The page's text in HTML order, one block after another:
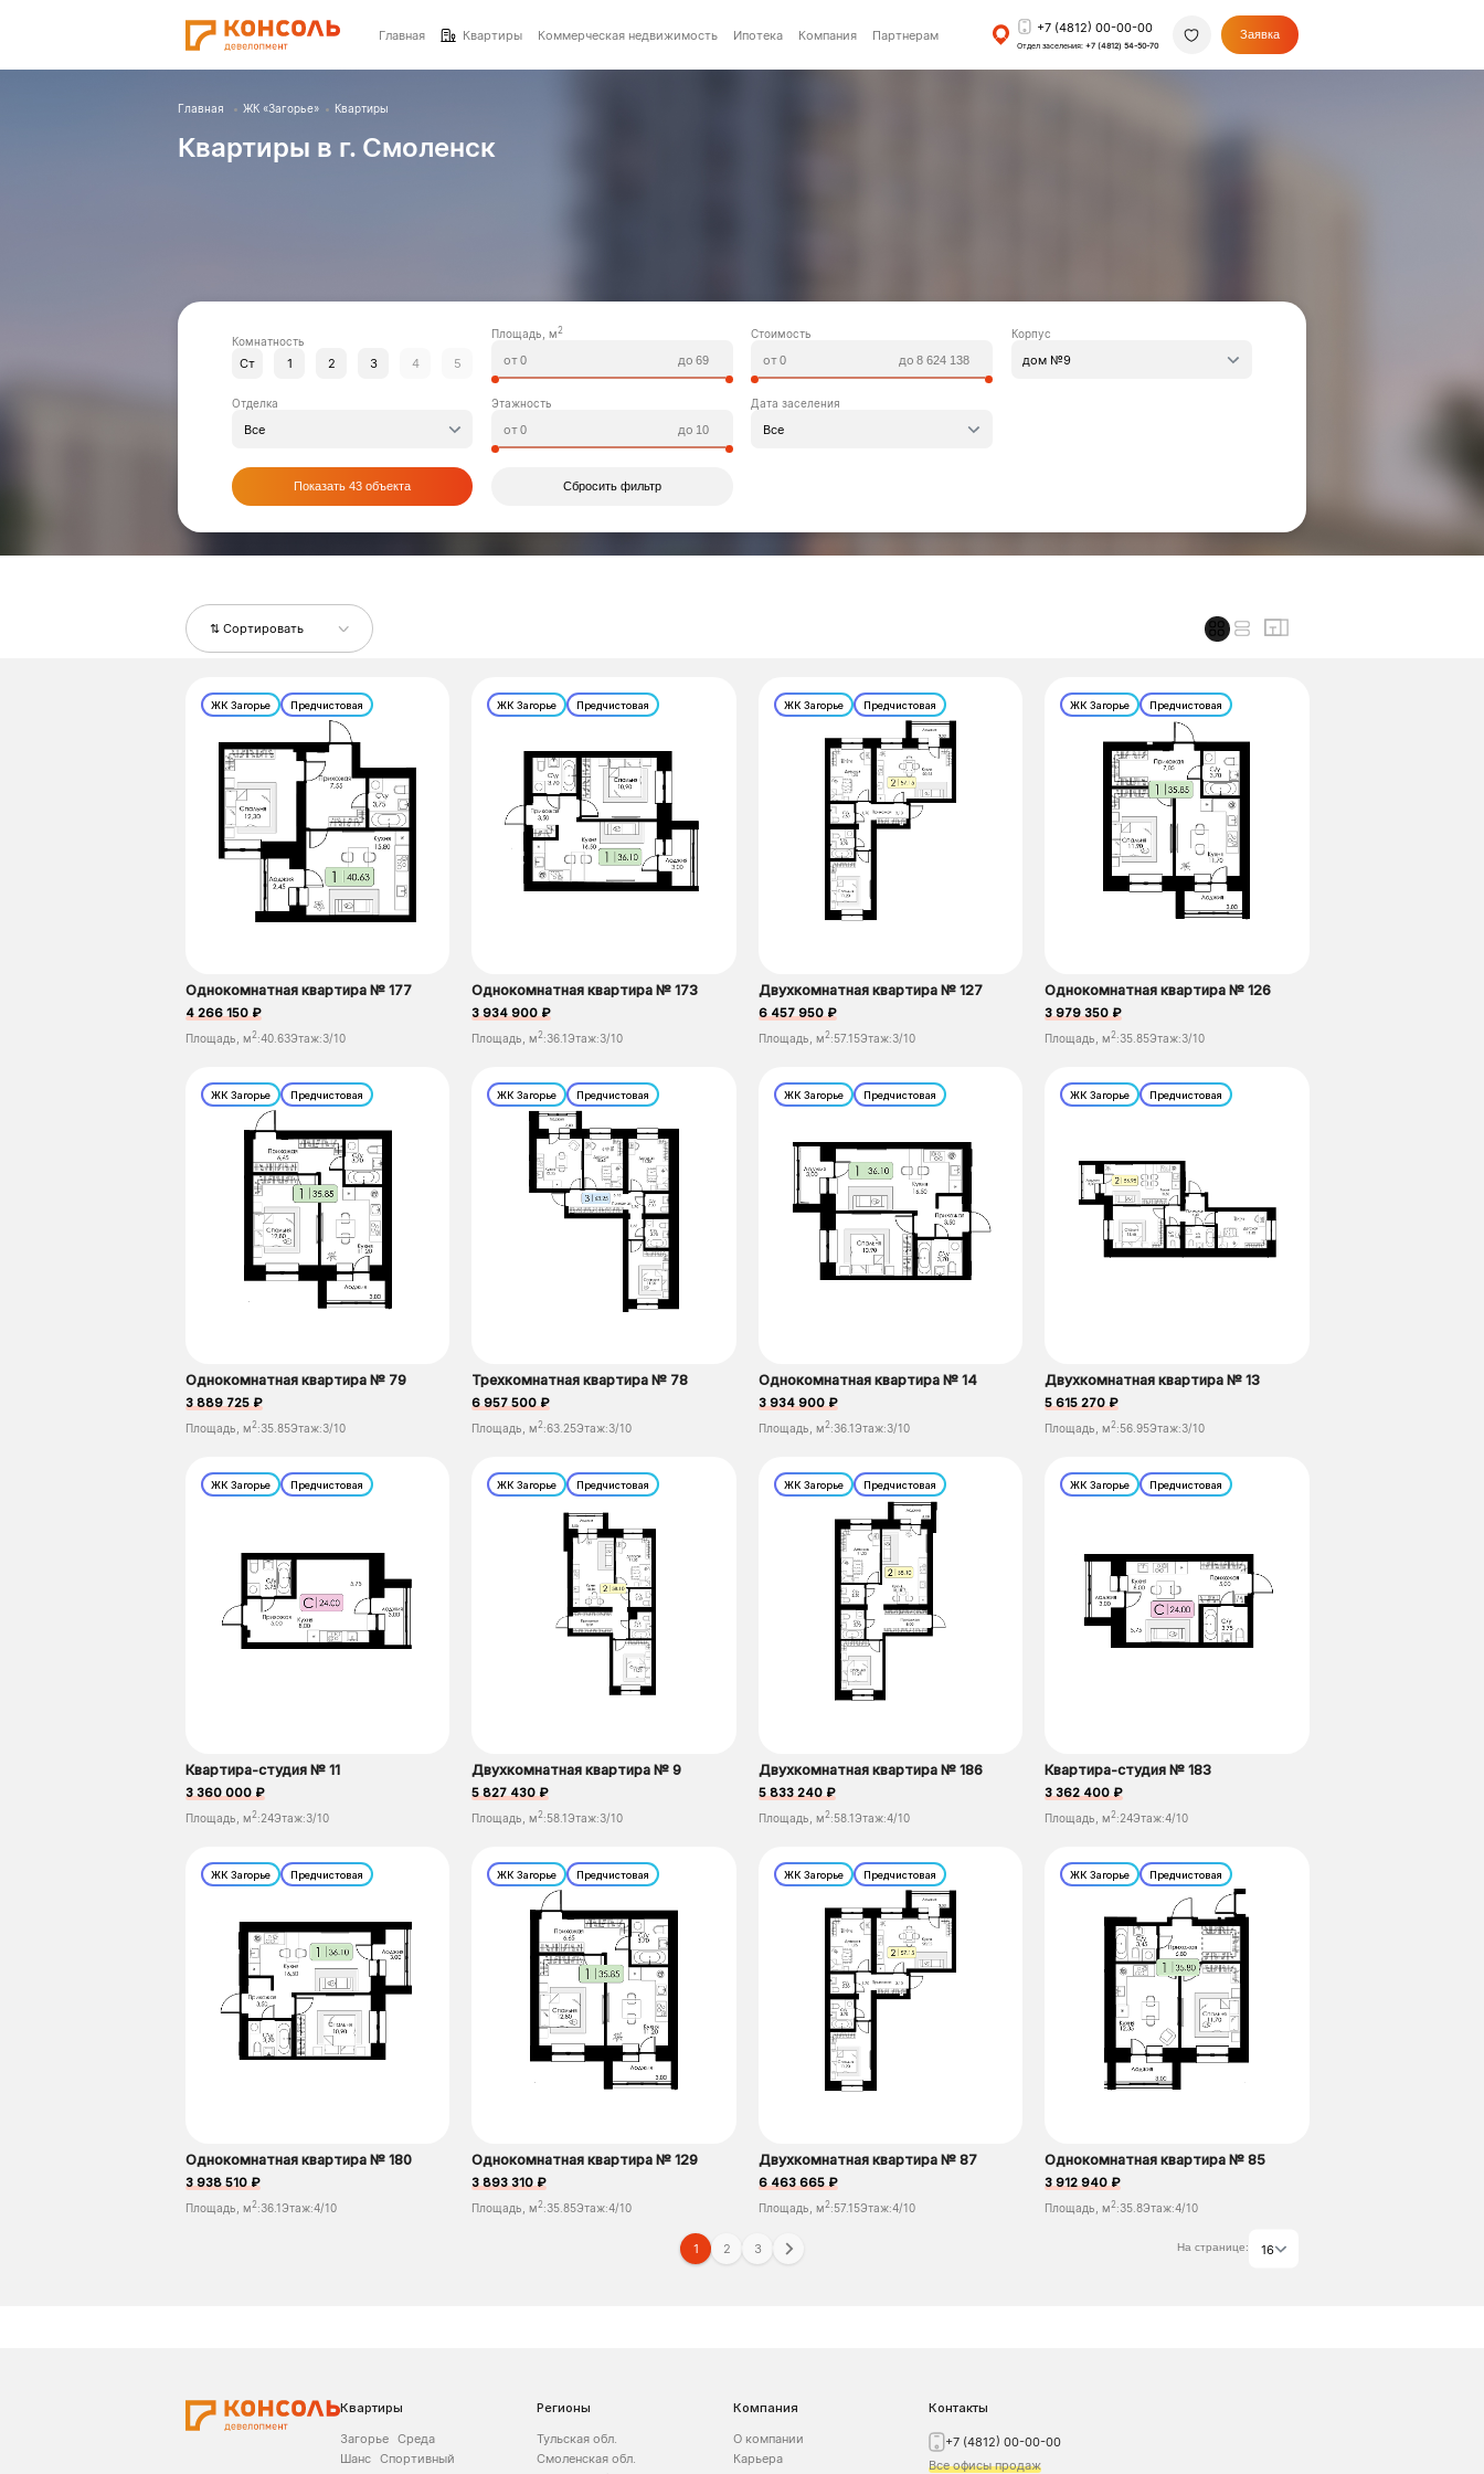
Главная Квартиры Коммерческая недвижимость Ипотека Компания Партнерам +7 (4812) 00-00-00
Отдел заселения:+7 (4812) 54-50-70
Заявка
Главная ЖК «Загорье» Квартиры
Квартиры в г. Смоленск
Комнатность
Ст 1 2 3 4 5
Площадь, м2
от до
Стоимость
от до
Корпус
дом №9
Отделка
Все
Этажность
от до
Дата заселения
Все
Показать43 объекта Сбросить фильтр
⇅ Сортировать
ЖК Загорье Предчистовая
Однокомнатная квартира № 177
4 266 150 ₽
Площадь, м2 :40.63Этаж:3/10
ЖК Загорье Предчистовая
Однокомнатная квартира № 173
3 934 900 ₽
Площадь, м2 :36.1Этаж:3/10
ЖК Загорье Предчистовая
Двухкомнатная квартира № 127
6 457 950 ₽
Площадь, м2:57.15Этаж:3/10
ЖК Загорье Предчистовая
Однокомнатная квартира № 126
3 979 350 ₽
Площадь, м2 :35.85Этаж:3/10
ЖК Загорье Предчистовая
Однокомнатная квартира № 79
3 889 725 ₽
Площадь, м2:35.85Этаж:3/10
ЖК Загорье Предчистовая
Трехкомнатная квартира № 78
6 957 500 ₽
Площадь, м2:63.25Этаж:3/10
ЖК Загорье Предчистовая
Однокомнатная квартира № 14
3 934 900 ₽
Площадь, м2:36.1Этаж:3/10
ЖК Загорье Предчистовая
Двухкомнатная квартира № 13
5 615 270 ₽
Площадь, м2:56.95Этаж:3/10
ЖК Загорье Предчистовая
Квартира-студия № 11
3 360 000 ₽
Площадь, м2:24Этаж:3/10
ЖК Загорье Предчистовая
Двухкомнатная квартира № 9
5 827 430 ₽
Площадь, м2:58.1Этаж:3/10
ЖК Загорье Предчистовая
Двухкомнатная квартира № 186
5 833 240 ₽
Площадь, м2:58.1Этаж:4/10
ЖК Загорье Предчистовая
Квартира-студия № 183
3 362 400 ₽
Площадь, м2:24Этаж:4/10
ЖК Загорье Предчистовая
Однокомнатная квартира № 180
3 938 510 ₽
Площадь, м2:36.1 Этаж:4/10
ЖК Загорье Предчистовая
Однокомнатная квартира № 129
3 893 310 ₽
Площадь, м2:35.85Этаж:4/10
ЖК Загорье Предчистовая
Двухкомнатная квартира № 87
6 463 665 ₽
Площадь, м2:57.15Этаж:4/10
ЖК Загорье Предчистовая
Однокомнатная квартира № 85
3 912 940 ₽
Площадь, м2:35.8Этаж:4/10
1 2 3 На странице: 16
Квартиры
Загорье
Среда
Шанс
Спортивный
Регионы
Тульская обл.
Смоленская обл.
Компания
О компании
Карьера
Контакты
+7 (4812) 00-00-00
Все офисы продаж